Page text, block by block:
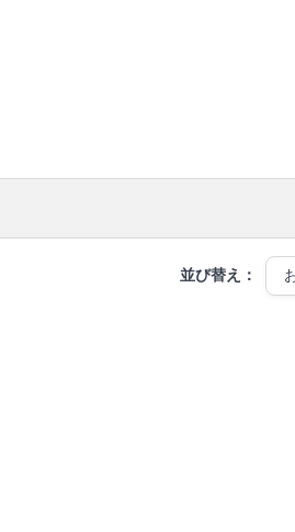
並び替え：